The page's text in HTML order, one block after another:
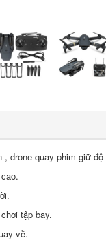
, drone quay phim giữ
tập bay.
về.